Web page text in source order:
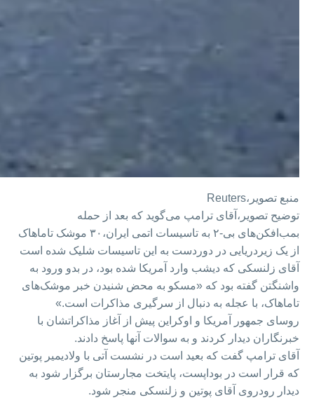
منبع تصویر،Reuters
توضیح تصویر، آقای ترامپ می‌گوید که بعد از حمله
بمب‌افکن‌های بی-۲ به تاسیسات اتمی ایران،۳۰ موشک تاماهاک
از یک زیردریایی در دوردست به این تاسیسات شلیک شده است
آقای زلنسکی که دیشب وارد آمریکا شده بود، در بدو ورود به
واشنگتن گفته بود که «مسکو به محض شنیدن خبر موشک‌های
تاماهاک، با عجله به دنبال از سرگیری مذاکرات است.»
روسای جمهور آمریکا و اوکراین پیش از آغاز مذاکراتشان با
خبرنگاران دیدار کردند و به سوالات آنها پاسخ دادند.
آقای ترامپ گفت که بعید است در نشست آتی با ولادیمیر پوتین
که قرار است در بوداپست،‌ پایتخت مجارستان برگزار شود به
دیدار رودروی آقای پوتین و زلنسکی منجر شود.